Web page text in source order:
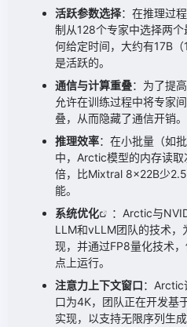
活跃参数选择：在推理过
制从128个专家中选择两
何给定时间，大约有17B
是活跃的。
通信与计算重叠：为了提
允许在训练过程中将专家
叠，从而隐藏了通信开销。
推理效率：在小批量（如
中，Arctic模型的内存读
倍，比Mixtral 8x22B少
能。
系统优化
：Arctic与
LLM和vLLM团队的技术
现，并通过FP8量化技术
点上运行。
注意力上下文窗口：Arctic
口为4K，团队正在开发基
实现，以支持无限序列生